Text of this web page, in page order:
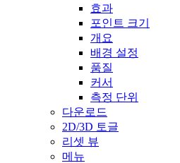
효과
포인트 크기
개요
배경 설정
품질
커서
측정 단위
다운로드
2D/3D 토글
리셋 뷰
메뉴